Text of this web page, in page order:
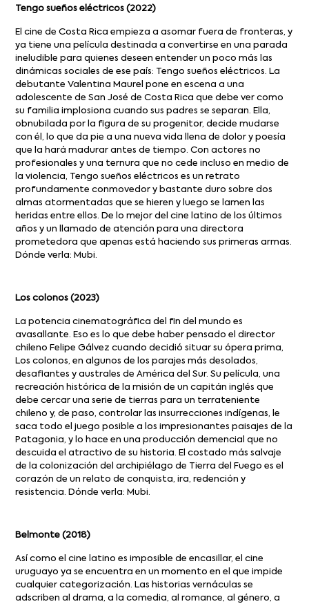
Tengo sueños eléctricos (2022)
El cine de Costa Rica empieza a asomar fuera de fronteras, y
ya tiene una película destinada a convertirse en una parada
ineludible para quienes deseen entender un poco más las
dinámicas sociales de ese país: Tengo sueños eléctricos. La
debutante Valentina Maurel pone en escena a una
adolescente de San José de Costa Rica que debe ver como
su familia implosiona cuando sus padres se separan. Ella,
obnubilada por la figura de su progenitor, decide mudarse
con él, lo que da pie a una nueva vida llena de dolor y poesía
que la hará madurar antes de tiempo. Con actores no
profesionales y una ternura que no cede incluso en medio de
la violencia, Tengo sueños eléctricos es un retrato
profundamente conmovedor y bastante duro sobre dos
almas atormentadas que se hieren y luego se lamen las
heridas entre ellos. De lo mejor del cine latino de los últimos
años y un llamado de atención para una directora
prometedora que apenas está haciendo sus primeras armas.
Dónde verla: Mubi.
Los colonos (2023)
La potencia cinematográfica del fin del mundo es
avasallante. Eso es lo que debe haber pensado el director
chileno Felipe Gálvez cuando decidió situar su ópera prima,
Los colonos, en algunos de los parajes más desolados,
desafiantes y australes de América del Sur. Su película, una
recreación histórica de la misión de un capitán inglés que
debe cercar una serie de tierras para un terrateniente
chileno y, de paso, controlar las insurrecciones indígenas, le
saca todo el juego posible a los impresionantes paisajes de la
Patagonia, y lo hace en una producción demencial que no
descuida el atractivo de su historia. El costado más salvaje
de la colonización del archipiélago de Tierra del Fuego es el
corazón de un relato de conquista, ira, redención y
resistencia. Dónde verla: Mubi.
Belmonte (2018)
Así como el cine latino es imposible de encasillar, el cine
uruguayo ya se encuentra en un momento en el que impide
cualquier categorización. Las historias vernáculas se
adscriben al drama, a la comedia, al romance, al género, a